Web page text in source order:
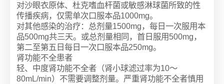
对沙眼衣原体、杜克嗜血杆菌或敏感淋球菌所致的性
传播疾病，仅需单次口服本品1000mg。
对其他感染的治疗：总剂量1500mg，每日一次服用本
品500mg共三天。或总剂量相同，首日服用500mg，
第二至第五日每日一次口服本品250mg。
肾功能不全患者
轻、中度肾功能不全者（肾小球滤过率为10～
80mL/min）不需要调整剂量。严重肾功能不全者慎用